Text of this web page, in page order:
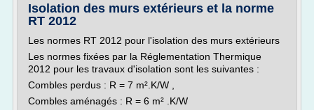
Isolation des murs extérieurs et la norme
RT 2012
Les normes RT 2012 pour l'isolation des murs extérieurs
Les normes fixées par la Réglementation Thermique
2012 pour les travaux d'isolation sont les suivantes :
Combles perdus : R = 7 m².K/W ,
Combles aménagés : R = 6 m² .K/W